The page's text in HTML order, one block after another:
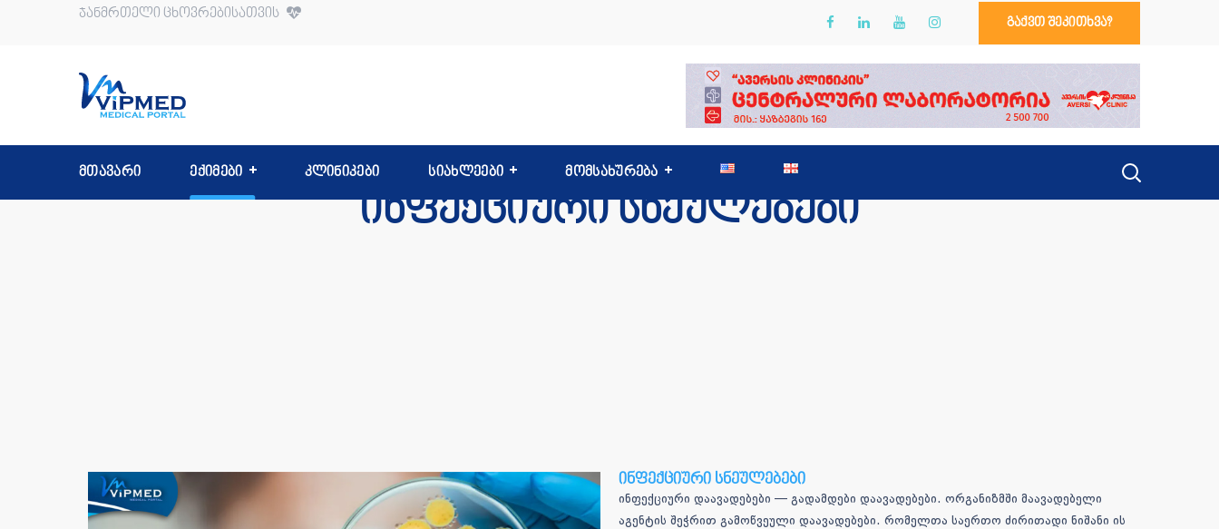
ჯანმრთელი ცხოვრებისათვის
გაქვთ შეკითხვა?
მთავარი ექიმები კლინიკები სიახლეები მომსახურება
ინფექციური სნეულებები
ინფექციური სნეულებები
ინფექციური დაავადებები — გადამდები დაავადებები. ორგანიზმში მაავადებელი
აგენტის შეჭრით გამოწვეული დაავადებები. რომელთა საერთო ძირითადი ნიშანი ის